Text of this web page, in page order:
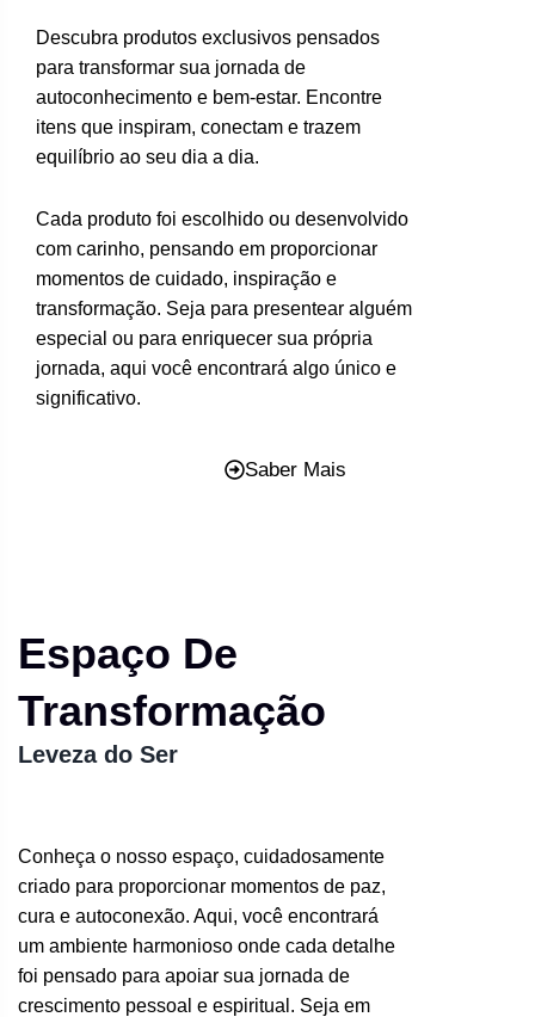
Descubra produtos exclusivos pensados
para transformar sua jornada de
autoconhecimento e bem-estar. Encontre
itens que inspiram, conectam e trazem
equilíbrio ao seu dia a dia.
Cada produto foi escolhido ou desenvolvido
com carinho, pensando em proporcionar
momentos de cuidado, inspiração e
transformação. Seja para presentear alguém
especial ou para enriquecer sua própria
jornada, aqui você encontrará algo único e
significativo.
Saber Mais
Espaço De
Transformação
Leveza do Ser
Conheça o nosso espaço, cuidadosamente
criado para proporcionar momentos de paz,
cura e autoconexão. Aqui, você encontrará
um ambiente harmonioso onde cada detalhe
foi pensado para apoiar sua jornada de
crescimento pessoal e espiritual. Seja em